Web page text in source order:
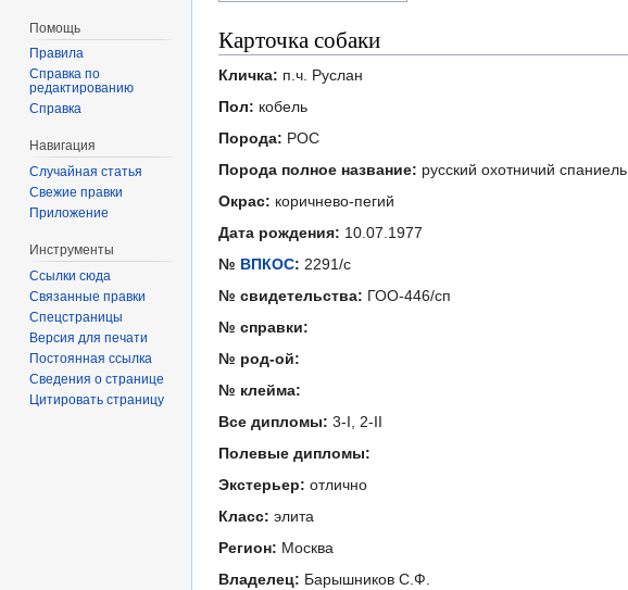
Карточка собаки
Кличка: п.ч. Руслан
Пол: кобель
Порода: РОС
Порода полное название: русский охотничий спаниель
Окрас: коричнево-пегий
Дата рождения: 10.07.1977
№ ВПКОС: 2291/с
№ свидетельства: ГОО-446/сп
№ справки:
№ род-ой:
№ клейма:
Все дипломы: 3-I, 2-II
Полевые дипломы:
Экстерьер: отлично
Класс: элита
Регион: Москва
Владелец: Барышников С.Ф.
Помощь
Правила
Справка по
редактированию
Справка
Навигация
Случайная статья
Свежие правки
Приложение
Инструменты
Ссылки сюда
Связанные правки
Спецстраницы
Версия для печати
Постоянная ссылка
Сведения о странице
Цитировать страницу